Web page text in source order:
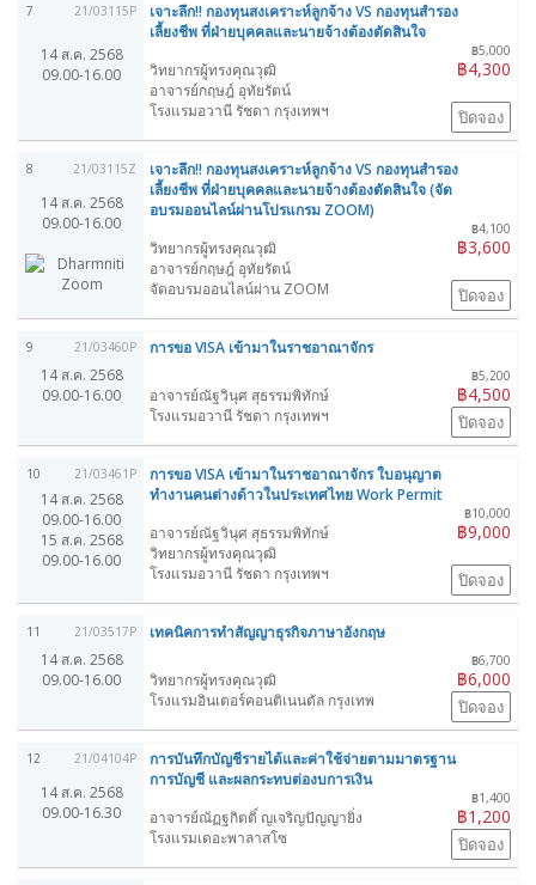
7 21/03115P
14 ส.ค. 2568
09.00-16.00
เจาะลึก!! กองทุนสงเคราะห์ลูกจ้าง VS กองทุนสำรอง
เลี้ยงชีพ ที่ฝ่ายบุคคลและนายจ้างต้องตัดสินใจ
฿5,000
฿4,300
วิทยากรผู้ทรงคุณวุฒิ
อาจารย์กฤษฎ์ อุทัยรัตน์
โรงแรมอวานี รัชดา กรุงเทพฯ
ปิดจอง
8 21/03115Z
14 ส.ค. 2568
09.00-16.00
เจาะลึก!! กองทุนสงเคราะห์ลูกจ้าง VS กองทุนสำรอง
เลี้ยงชีพ ที่ฝ่ายบุคคลและนายจ้างต้องตัดสินใจ (จัด
อบรมออนไลน์ผ่านโปรแกรม ZOOM)
฿4,100
฿3,600
วิทยากรผู้ทรงคุณวุฒิ
อาจารย์กฤษฎ์ อุทัยรัตน์
จัดอบรมออนไลน์ผ่าน ZOOM
ปิดจอง
9 21/03460P
14 ส.ค. 2568
09.00-16.00
การขอ VISA เข้ามาในราชอาณาจักร
฿5,200
฿4,500
อาจารย์ณัฐวินุศ สุธรรมพิทักษ์
โรงแรมอวานี รัชดา กรุงเทพฯ
ปิดจอง
10 21/03461P
14 ส.ค. 2568
09.00-16.00
15 ส.ค. 2568
09.00-16.00
การขอ VISA เข้ามาในราชอาณาจักร ใบอนุญาต
ทำงานคนต่างด้าวในประเทศไทย Work Permit
฿10,000
฿9,000
อาจารย์ณัฐวินุศ สุธรรมพิทักษ์
วิทยากรผู้ทรงคุณวุฒิ
โรงแรมอวานี รัชดา กรุงเทพฯ
ปิดจอง
11 21/03517P
14 ส.ค. 2568
09.00-16.00
เทคนิคการทำสัญญาธุรกิจภาษาอังกฤษ
฿6,700
฿6,000
วิทยากรผู้ทรงคุณวุฒิ
โรงแรมอินเตอร์คอนติเนนตัล กรุงเทพ
ปิดจอง
12 21/04104P
14 ส.ค. 2568
09.00-16.30
การบันทึกบัญชีรายได้และค่าใช้จ่ายตามมาตรฐาน
การบัญชี และผลกระทบต่องบการเงิน
฿1,400
฿1,200
อาจารย์ณัฏฐกิตติ์ ญเจริญปัญญายิ่ง
โรงแรมเดอะพาลาสโซ
ปิดจอง